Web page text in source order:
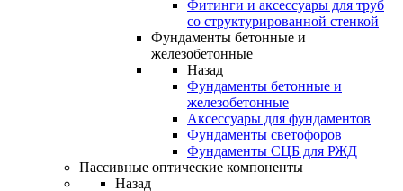
Фитинги и аксессуары для труб
со структурированной стенкой
Фундаменты бетонные и
железобетонные
Назад
Фундаменты бетонные и
железобетонные
Аксессуары для фундаментов
Фундаменты светофоров
Фундаменты СЦБ для РЖД
Пассивные оптические компоненты
Назад